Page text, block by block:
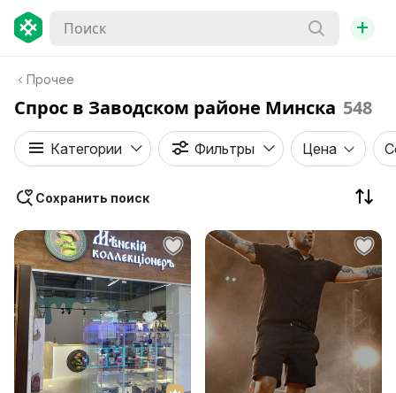
+
Прочее
Спрос в Заводском районе Минска 548
Категории Фильтры Цена
Сохранить поиск